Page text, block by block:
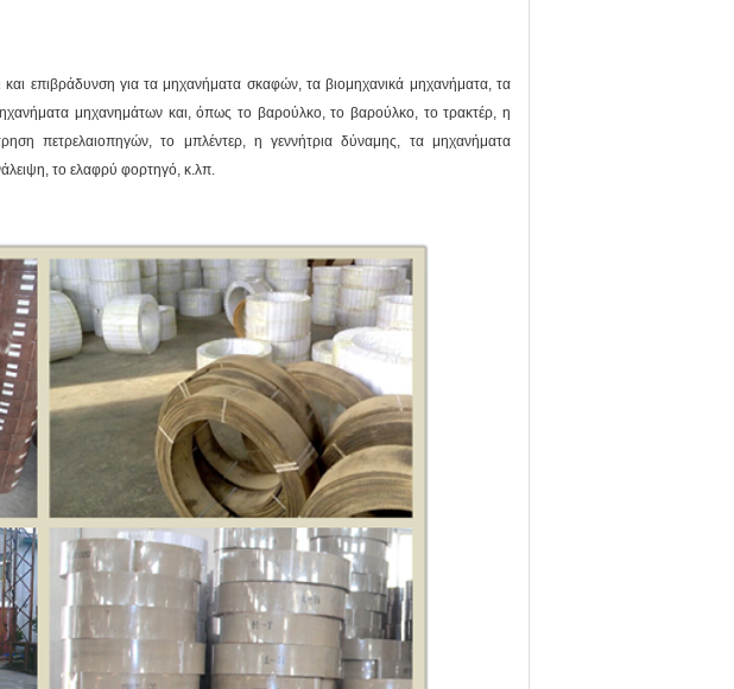
και επιβράδυνση για τα μηχανήματα σκαφών, τα βιομηχανικά μηχανήματα, τα
μηχανημάτων και,όπως το βαρούλκο, το βαρούλκο, το τρακτέρ, η
πετρελαιοπηγών, το μπλέντερ, η γεννήτρια δύναμης, τα μηχανήματα
το ελαφρύ φορτηγό, κ.λπ.